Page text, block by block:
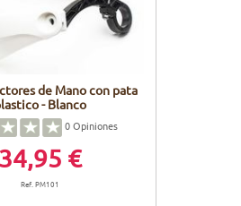
de Mano con pata
- Blanco
0Opiniones
34,95 €
Ref. PM101